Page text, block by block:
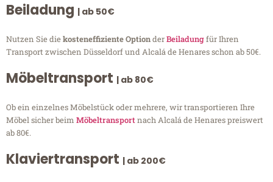
Beiladung | ab 50€
Nutzen Sie diekosteneffiziente OptionderBeiladungfür Ihren
Transport zwischen Düsseldorf und Alcalá de Henares schon ab 50€.
Möbeltransport | ab 80€
Ob ein einzelnes Möbelstück oder mehrere, wir transportieren Ihre
Möbel sicher beim Möbeltransportnach Alcalá de Henares preiswert
ab 80€.
Klaviertransport | ab 200€